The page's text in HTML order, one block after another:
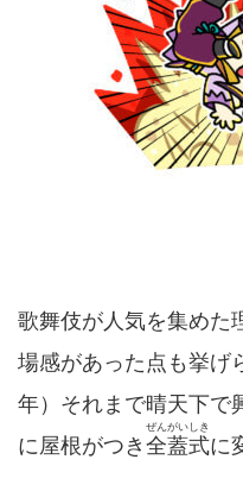
歌舞伎が人気を集めた
場感があった点も挙げ
年）それまで晴天下で
に屋根がつき全蓋式
ぜんがいしき
に